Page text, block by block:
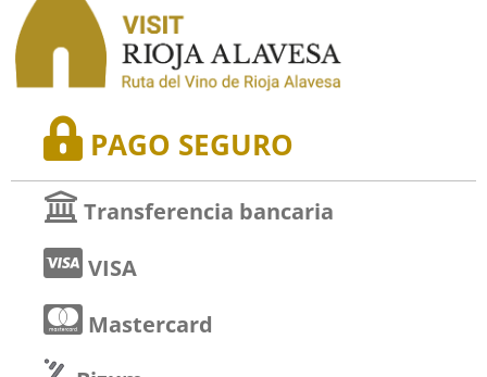
PAGO SEGURO
Transferencia bancaria
VISA
Mastercard